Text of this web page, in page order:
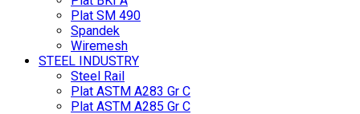
Plat SM 490
Spandek
Wiremesh
STEEL INDUSTRY
Steel Rail
Plat ASTM A283 Gr C
Plat ASTM A285 Gr C